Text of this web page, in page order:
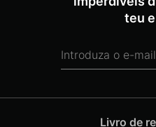
teu
Livro de